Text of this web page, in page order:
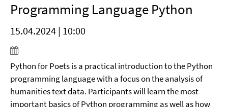
Programming Language Python
15.04.2024 | 10:00
Python for Poets is a practical introduction to the Python
programming language with a focus on the analysis of
humanities text data. Participants will learn the most
important basics of Python programming as well as how